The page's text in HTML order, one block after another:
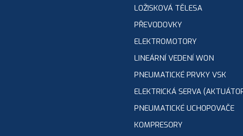
LOŽISKOVÁ TĚLESA
PŘEVODOVKY
ELEKTROMOTORY
LINEÁRNÍ VEDENÍ WON
PNEUMATICKÉ PRVKY VSK
ELEKTRICKÁ SERVA
PNEUMATICKÉ UCHOPOVAČE
KOMPRESORY